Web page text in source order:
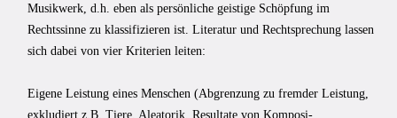
Musikwerk, d.h. eben als persönliche geistige Schöpfung im
Rechtssinne zu klassifizieren ist. Literatur und Rechtsprechung lassen
sich dabei von vier Kriterien leiten:
Eigene Leistung eines Menschen (Abgren­zung zu fremder Leistung,
exkludiert z.B. Tiere, Aleatorik, Resultate von Komposi­